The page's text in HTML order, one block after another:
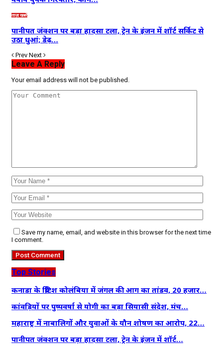
ताज़ा खबरें
पानीपत जंक्शन पर बड़ा हादसा टला, ट्रेन के इंजन में शॉर्ट सर्किट से
उठा धुआं; डेढ़…
Prev Next
Leave A Reply
Your email address will not be published.
Save my name, email, and website in this browser for the next time
I comment.
Top Stories
कनाडा के ब्रिटिश कोलंबिया में जंगल की आग का तांडव, 20 हजार…
कांवड़ियों पर पुष्पवर्षा से योगी का बड़ा सियासी संदेश, मंच…
महाराष्ट्र में नाबालिगों और युवाओं के यौन शोषण का आरोप, 22…
पानीपत जंक्शन पर बड़ा हादसा टला, ट्रेन के इंजन में शॉर्ट…